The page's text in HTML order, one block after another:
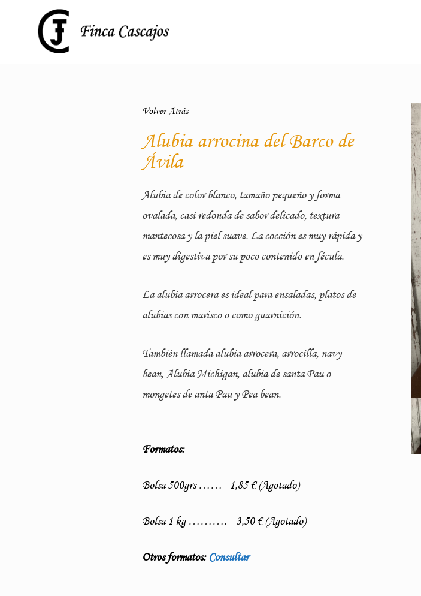
Volver Atrás
Alubia arrocina del Barco de
Ávila
Alubia de color blanco, tamaño pequeño y forma
ovalada, casi redonda de sabor delicado, textura
mantecosa y la piel suave. La cocción es muy rápida y
es muy digestiva por su poco contenido en fécula.
La alubia arrocera es ideal para ensaladas, platos de
alubias con marisco o como guarnición.
También llamada alubia arrocera, arrocilla, navy
bean, Alubia Michigan, alubia de santa Pau o
mongetes de anta Pau y Pea bean.
Formatos:
Bolsa 500grs …… 1,85 € (Agotado)
Bolsa 1 kg ………. 3,50 € (Agotado)
Otros formatos: Consultar